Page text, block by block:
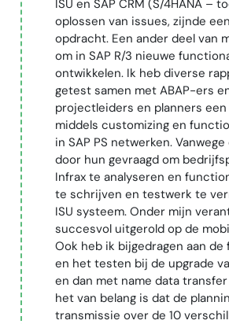
ISU en SAP CRM (S/4HANA –
oplossen van issues, zijnde
opdracht. Een ander deel van
om in SAP R/3 nieuwe
ontwikkelen. Ik heb diverse
getest samen met ABAP-ers
projectleiders en planners
middels customizing en
in SAP PS netwerken.
door hun gevraagd om
Infrax te analyseren en
te schrijven en testwerk te
ISU systeem. Onder mijn
succesvol uitgerold op de
Ook heb ik bijgedragen aan
en het testen bij de upgrade
en dan met name data transfer
het van belang is dat de
transmissie over de 10